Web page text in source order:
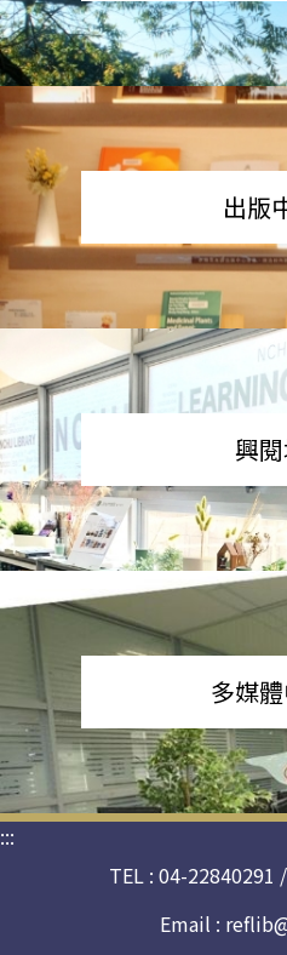
出版
興
多媒
:::
TEL : 04-22840291
Email :